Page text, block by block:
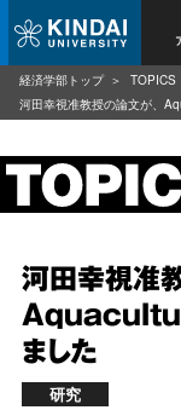
河田幸視准
ました
研究
経済学部トップ
TOPICS
河田幸視准教授の論文が、